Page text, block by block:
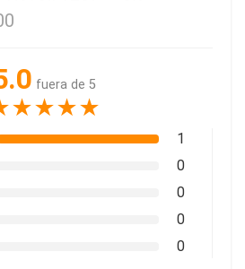
fuera de 5
★★★★
1
0
0
0
0